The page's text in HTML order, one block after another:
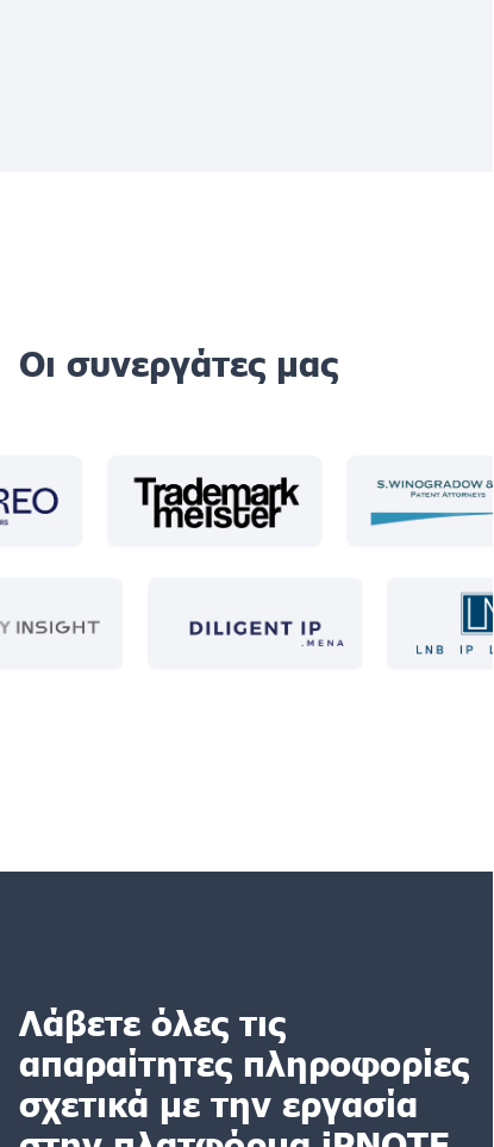
Οι συνεργάτες μας
Λάβετε όλες τις
απαραίτητες πληροφορίες
σχετικά με την εργασία